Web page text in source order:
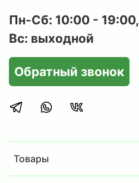
Товары
Пн-Сб: 10:00 - 19:00,
Вс: выходной
Обратный звонок